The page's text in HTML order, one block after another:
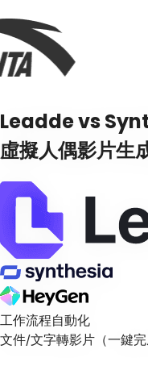
Leadde vs
虛擬人偶影片生
工作流程自動化
文件/文字轉影片（一鍵完